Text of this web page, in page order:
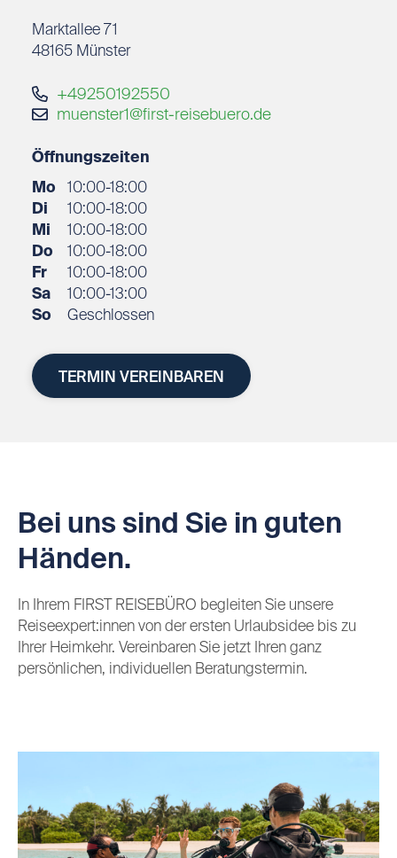
Marktallee 71
48165 Münster
+49250192550
muenster1@first-reisebuero.de
Öffnungszeiten
Mo
10:00-18:00
Di
10:00-18:00
Mi
10:00-18:00
Do
10:00-18:00
Fr
10:00-18:00
Sa
10:00-13:00
So
Geschlossen
TERMIN VEREINBAREN
Bei uns sind Sie in guten
Händen.
In Ihrem FIRST REISEBÜRO begleiten Sie unsere
Reiseexpert:innen von der ersten Urlaubsidee bis zu
Ihrer Heimkehr. Vereinbaren Sie jetzt Ihren ganz
persönlichen, individuellen Beratungstermin.